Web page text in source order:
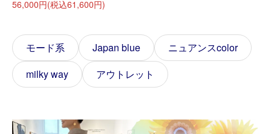
56,000円(税込61,600円)
モード系 Japan blue
ニュアンスcolor
milky way
アウトレット